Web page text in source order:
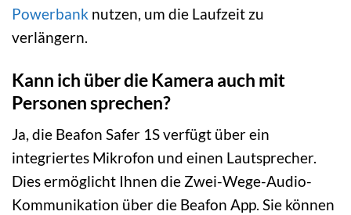
Powerbank nutzen, um die Laufzeit zu
verlängern.
Kann ich über die Kamera auch mit
Personen sprechen?
Ja, die Beafon Safer 1S verfügt über ein
integriertes Mikrofon und einen Lautsprecher.
Dies ermöglicht Ihnen die Zwei-Wege-Audio-
Kommunikation über die Beafon App. Sie können